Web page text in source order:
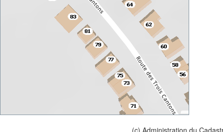
(c) Administration du